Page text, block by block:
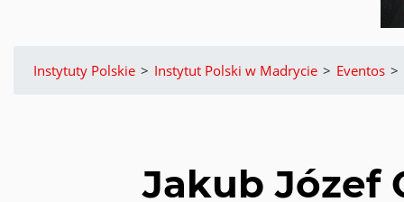
Instytuty Polskie > Instytut Polski w Madrycie > Eventos >
Jakub Józef